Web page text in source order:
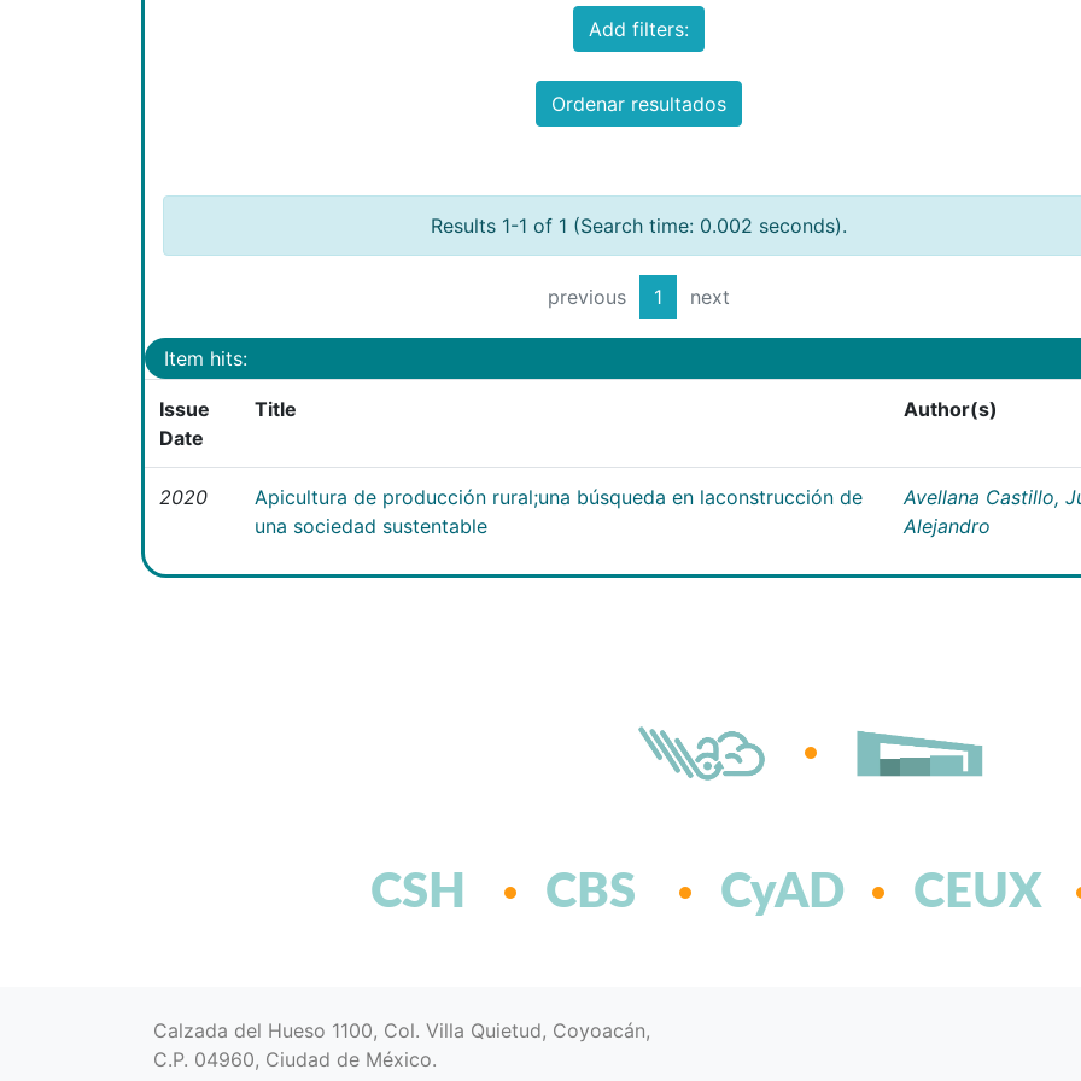
Add filters:
Ordenar resultados
Results 1-1 of 1 (Search time: 0.002 seconds).
previous 1 next
Item hits:
Issue
Date
Title Author(s)
2020
Apicultura de producción rural;una búsqueda en laconstrucción de
una sociedad sustentable
Avellana Castillo,
Alejandro
CSH CBS CyAD CEUX
Calzada del Hueso 1100, Col. Villa Quietud, Coyoacán,
C.P. 04960, Ciudad de México.